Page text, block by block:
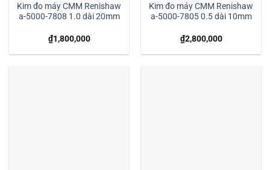
Kim đo máy CMM Renishaw
a-5000-7808 1.0 dài 20mm
₫1,800,000
Kim đo máy CMM Renishaw
a-5000-7805 0.5 dài 10mm
₫2,800,000